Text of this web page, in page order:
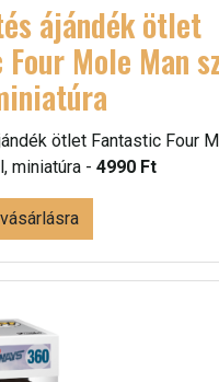
ájándék ötlet
Mole Man
ötlet Fantastic Four
miniatúra - 4990 Ft